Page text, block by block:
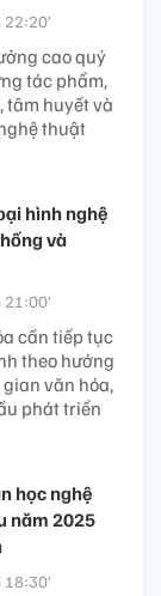
cao quý
tác phẩm,
tâm huyết và
thuật
hình nghệ
và
cần tiếp tục
theo hướng
văn hóa,
phát triển
học nghệ
năm 2025